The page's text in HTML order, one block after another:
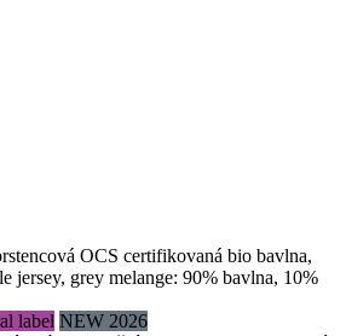
OCS certifikovaná bio bavlna,
jersey, grey melange: 90% bavlna, 10%
label NEW 2026